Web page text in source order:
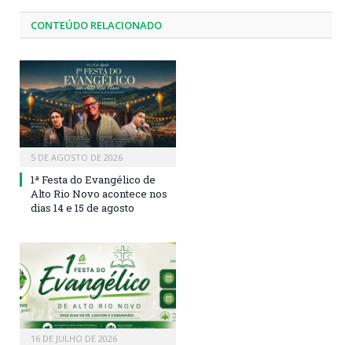
CONTEÚDO RELACIONADO
5 DE AGOSTO DE 2026
1ª Festa do Evangélico de
Alto Rio Novo acontece nos
dias 14 e 15 de agosto
16 DE JULHO DE 2026